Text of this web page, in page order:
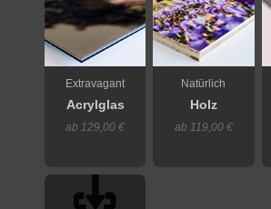
Extravagant
Acrylglas
ab 129,00 €
Natürlich
Holz
ab 119,00 €